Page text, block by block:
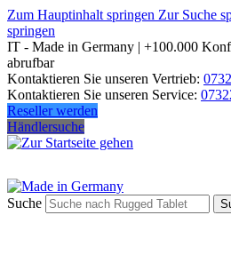
Zum Hauptinhalt springen Zur Suche
springen
IT - Made in Germany | +100.000
abrufbar
Kontaktieren Sie unseren Vertrieb:
Kontaktieren Sie unseren Service:
Reseller werden
Händlersuche
Suche